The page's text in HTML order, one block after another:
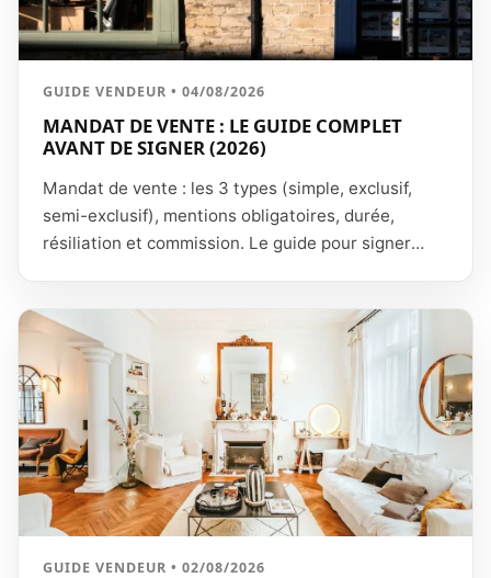
GUIDE VENDEUR • 04/08/2026
MANDAT DE VENTE : LE GUIDE COMPLET
AVANT DE SIGNER (2026)
Mandat de vente : les 3 types (simple, exclusif,
semi-exclusif), mentions obligatoires, durée,
résiliation et commission. Le guide pour signer
GUIDE VENDEUR • 02/08/2026